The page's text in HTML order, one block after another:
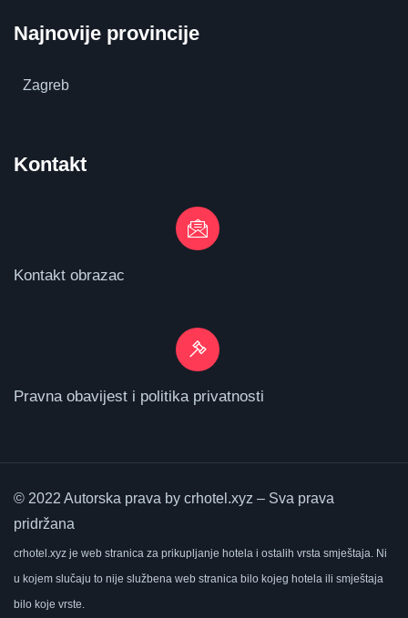
Najnovije provincije
Zagreb
Kontakt
Kontakt obrazac
Pravna obavijest i politika privatnosti
© 2022 Autorska prava by crhotel.xyz – Sva prava
pridržana
crhotel.xyz je web stranica za prikupljanje hotela i ostalih vrsta smještaja. Ni
u kojem slučaju to nije službena web stranica bilo kojeg hotela ili smještaja
bilo koje vrste.